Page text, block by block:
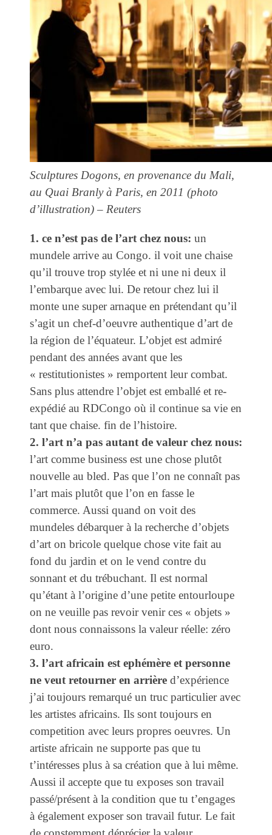
Sculptures Dogons, en provenance du Mali,
au Quai Branly à Paris, en 2011 (photo
d’illustration) – Reuters
1. ce n’est pas de l’art chez nous: un
mundele arrive au Congo. il voit une chaise
qu’il trouve trop stylée et ni une ni deux il
l’embarque avec lui. De retour chez lui il
monte une super arnaque en prétendant qu’il
s’agit un chef-d’oeuvre authentique d’art de
la région de l’équateur. L’objet est admiré
pendant des années avant que les
« restitutionistes » remportent leur combat.
Sans plus attendre l’objet est emballé et re-
expédié au RDCongo où il continue sa vie en
tant que chaise. fin de l’histoire.
2. l’art n’a pas autant de valeur chez nous:
l’art comme business est une chose plutôt
nouvelle au bled. Pas que l’on ne connaît pas
l’art mais plutôt que l’on en fasse le
commerce. Aussi quand on voit des
mundeles débarquer à la recherche d’objets
d’art on bricole quelque chose vite fait au
fond du jardin et on le vend contre du
sonnant et du trébuchant. Il est normal
qu’étant à l’origine d’une petite entourloupe
on ne veuille pas revoir venir ces « objets »
dont nous connaissons la valeur réelle: zéro
euro.
3. l’art africain est ephémère et personne
ne veut retourner en arrière d’expérience
j’ai toujours remarqué un truc particulier avec
les artistes africains. Ils sont toujours en
competition avec leurs propres oeuvres. Un
artiste africain ne supporte pas que tu
t’intéresses plus à sa création que à lui même.
Aussi il accepte que tu exposes son travail
passé/présent à la condition que tu t’engages
à également exposer son travail futur. Le fait